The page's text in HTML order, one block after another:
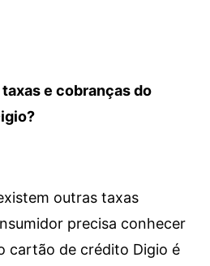
e cobranças do
outras taxas
precisa conhecer
cartão de crédito Digio é